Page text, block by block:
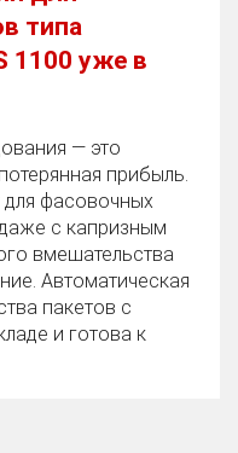
типа
1100 уже в
— это
прибыль.
фасовочных
с капризным
вмешательства
Автоматическая
пакетов с
и готова к